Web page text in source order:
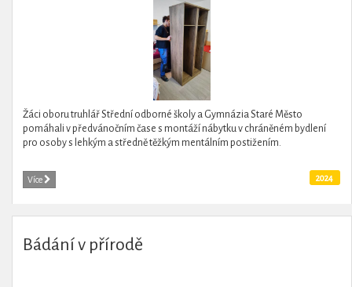
Žáci oboru truhlář Střední odborné školy a Gymnázia Staré Město
pomáhali v předvánočním čase s montáží nábytku v chráněném bydlení
pro osoby s lehkým a středně těžkým mentálním postižením.
Více 2024
Bádání v přírodě